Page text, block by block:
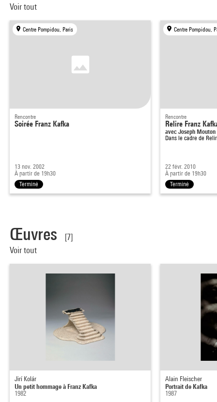
Voir tout
Centre Pompidou, Paris
Rencontre
Soirée Franz Kafka
13 nov. 2002
À partir de 19h30
Terminé
Centre Pompidou,
Rencontre
Relire Franz
avec Joseph Mouton
Dans le cadre de
22 févr. 2010
À partir de 19h30
Terminé
Œuvres
[7]
Voir tout
Jirí Kolár
Un petit hommage à Franz Kafka
1982
Alain Fleischer
Portrait de Kafka
1987